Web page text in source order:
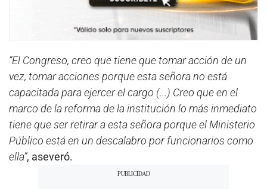
“El Congreso, creo que tiene que tomar acción de un
vez, tomar acciones porque esta señora no está
capacitada para ejercer el cargo (...) Creo que en el
marco de la reforma de la institución lo más inmediato
tiene que ser retirar a esta señora porque el Ministerio
Público está en un descalabro por funcionarios como
ella”, aseveró.